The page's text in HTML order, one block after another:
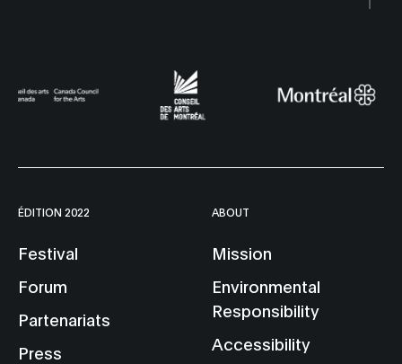
ÉDITION 2022
Festival
Forum
Partenariats
Press
ABOUT
Mission
Environmental
Responsibility
Accessibility